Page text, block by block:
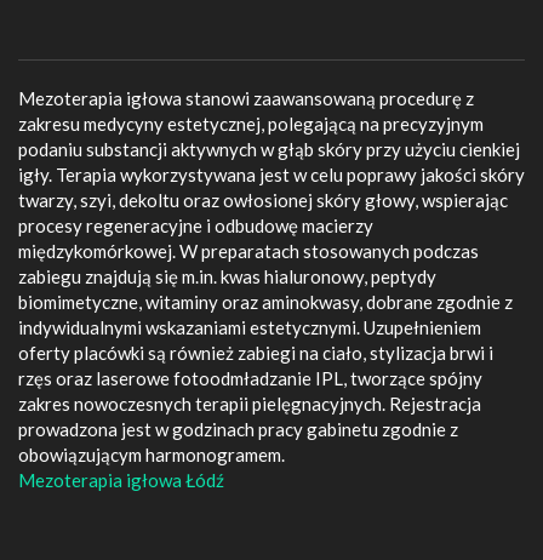
Mezoterapia igłowa stanowi zaawansowaną procedurę z
zakresu medycyny estetycznej, polegającą na precyzyjnym
podaniu substancji aktywnych w głąb skóry przy użyciu cienkiej
igły. Terapia wykorzystywana jest w celu poprawy jakości skóry
twarzy, szyi, dekoltu oraz owłosionej skóry głowy, wspierając
procesy regeneracyjne i odbudowę macierzy
międzykomórkowej. W preparatach stosowanych podczas
zabiegu znajdują się m.in. kwas hialuronowy, peptydy
biomimetyczne, witaminy oraz aminokwasy, dobrane zgodnie z
indywidualnymi wskazaniami estetycznymi. Uzupełnieniem
oferty placówki są również zabiegi na ciało, stylizacja brwi i
rzęs oraz laserowe fotoodmładzanie IPL, tworzące spójny
zakres nowoczesnych terapii pielęgnacyjnych. Rejestracja
prowadzona jest w godzinach pracy gabinetu zgodnie z
obowiązującym harmonogramem.
Mezoterapia igłowa Łódź